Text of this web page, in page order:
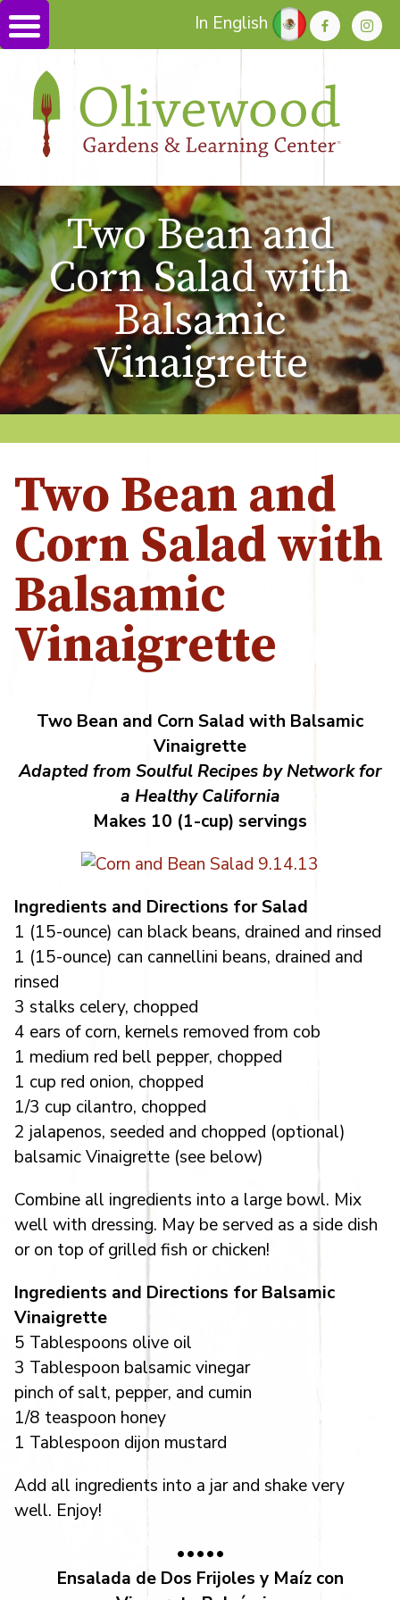
In English
Two Bean and
Corn Salad with
Balsamic
Vinaigrette
Two Bean and
Corn Salad with
Balsamic
Vinaigrette
Two Bean and Corn Salad with Balsamic
Vinaigrette
Adapted from Soulful Recipes by Network for
a Healthy California
Makes 10 (1-cup) servings
Ingredients and Directions for Salad
1 (15-ounce) can black beans, drained and rinsed
1 (15-ounce) can cannellini beans, drained and
rinsed
3 stalks celery, chopped
4 ears of corn, kernels removed from cob
1 medium red bell pepper, chopped
1 cup red onion, chopped
1/3 cup cilantro, chopped
2 jalapenos, seeded and chopped (optional)
balsamic Vinaigrette (see below)
Combine all ingredients into a large bowl. Mix
well with dressing. May be served as a side dish
or on top of grilled fish or chicken!
Ingredients and Directions for Balsamic
Vinaigrette
5 Tablespoons olive oil
3 Tablespoon balsamic vinegar
pinch of salt, pepper, and cumin
1/8 teaspoon honey
1 Tablespoon dijon mustard
Add all ingredients into a jar and shake very
well. Enjoy!
•••••
Ensalada de Dos Frijoles y Maíz con